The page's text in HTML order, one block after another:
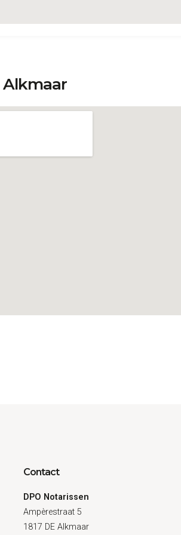
Alkmaar
Contact
DPO Notarissen
Ampèrestraat 5
1817 DE Alkmaar